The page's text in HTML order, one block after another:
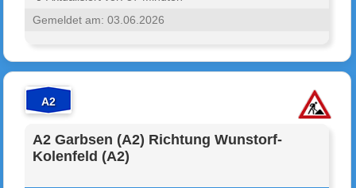
Gemeldet am: 03.06.2026
A2
A2 Garbsen (A2) Richtung Wunstorf-
Kolenfeld (A2)